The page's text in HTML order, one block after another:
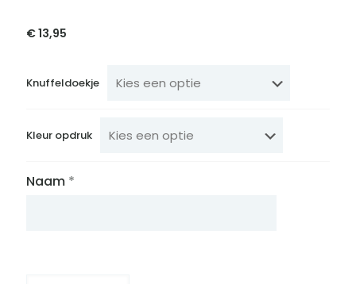
€13,95
Knuffeldoekje
Kleur opdruk
Naam *